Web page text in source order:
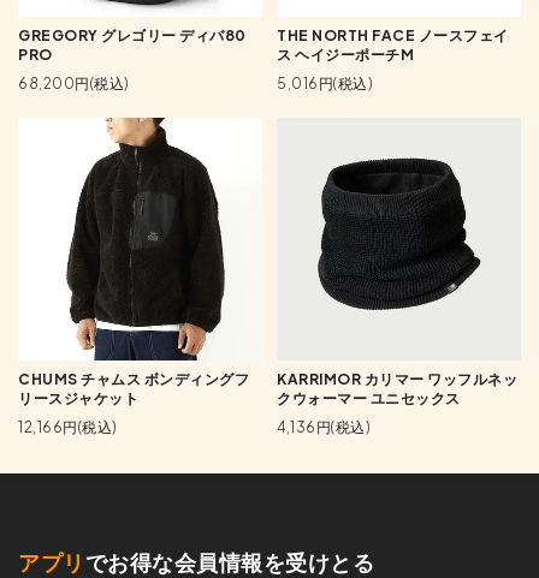
GREGORY グレゴリー ディバ80
PRO
68,200円(税込)
THE NORTH FACE ノースフェイ
ス ヘイジーポーチM
5,016円(税込)
CHUMS チャムス ボンディングフ
リースジャケット
12,166円(税込)
KARRIMOR カリマー ワッフルネッ
クウォーマー ユニセックス
4,136円(税込)
アプリ でお得な会員情報を受けとる